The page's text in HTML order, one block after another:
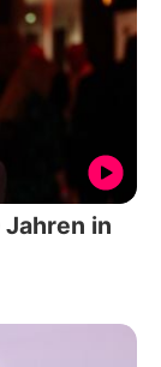
in